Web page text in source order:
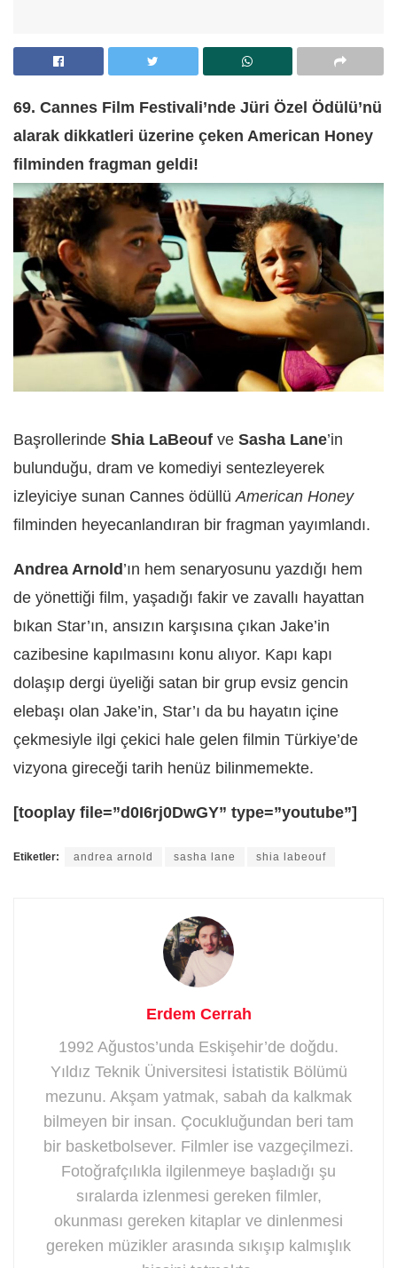
69. Cannes Film Festivali’nde Jüri Özel Ödülü’nü
alarak dikkatleri üzerine çeken American Honey
filminden fragman geldi!
Başrollerinde Shia LaBeouf ve Sasha Lane’in
bulunduğu, dram ve komediyi sentezleyerek
izleyiciye sunan Cannes ödüllü American Honey
filminden heyecanlandıran bir fragman yayımlandı.
Andrea Arnold ’ın hem senaryosunu yazdığı hem
de yönettiği film, yaşadığı fakir ve zavallı hayattan
bıkan Star’ın, ansızın karşısına çıkan Jake’in
cazibesine kapılmasını konu alıyor. Kapı kapı
dolaşıp dergi üyeliği satan bir grup evsiz gencin
elebaşı olan Jake’in, Star’ı da bu hayatın içine
çekmesiyle ilgi çekici hale gelen filmin Türkiye’de
vizyona gireceği tarih henüz bilinmemekte.
[tooplay file=”d0I6rj0DwGY” type=”youtube”]
Etiketler: andrea arnold sasha lane shia labeouf
Erdem Cerrah
1992 Ağustos’unda Eskişehir’de doğdu.
Yıldız Teknik Üniversitesi İstatistik Bölümü
mezunu. Akşam yatmak, sabah da kalkmak
bilmeyen bir insan. Çocukluğundan beri tam
bir basketbolsever. Filmler ise vazgeçilmezi.
Fotoğrafçılıkla ilgilenmeye başladığı şu
sıralarda izlenmesi gereken filmler,
okunması gereken kitaplar ve dinlenmesi
gereken müzikler arasında sıkışıp kalmışlık